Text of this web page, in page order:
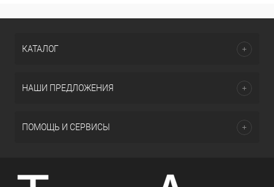
КАТАЛОГ
НАШИ ПРЕДЛОЖЕНИЯ
ПОМОЩЬ И СЕРВИСЫ